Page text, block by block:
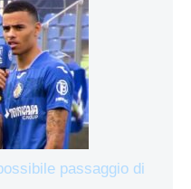
passaggio di